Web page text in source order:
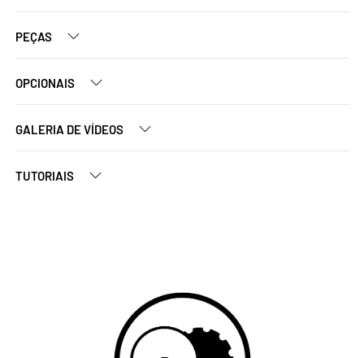
PEÇAS
OPCIONAIS
GALERIA DE VÍDEOS
TUTORIAIS